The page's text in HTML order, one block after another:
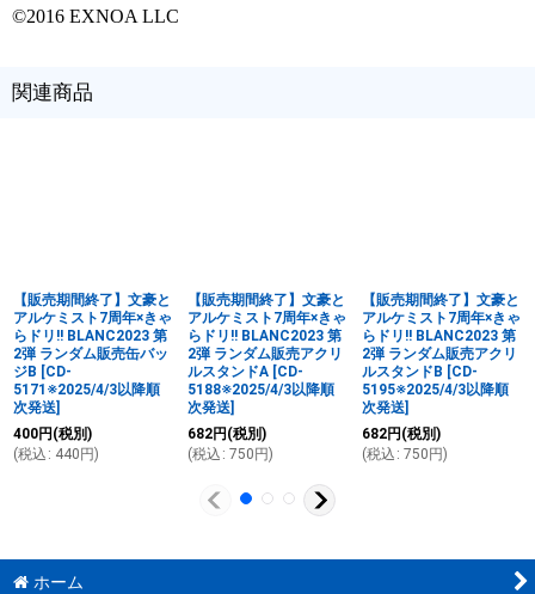
©2016 EXNOA LLC
関連商品
【販売期間終了】文豪と
アルケミスト7周年×きゃ
らドリ!! BLANC2023 第
2弾 ランダム販売缶バッ
ジB [CD-
5171※2025/4/3以降順
次発送]
400円 (税別)
(税込 : 440 円)
【販売期間終了】文豪と
アルケミスト7周年×きゃ
らドリ!! BLANC2023 第
2弾 ランダム販売アクリ
ルスタンドA [CD-
5188※2025/4/3以降順
次発送]
682円 (税別)
(税込 : 750 円)
【販売期間終了】文豪と
アルケミスト7周年×きゃ
らドリ!! BLANC2023 第
2弾 ランダム販売アクリ
ルスタンドB [CD-
5195※2025/4/3以降順
次発送]
682円 (税別)
(税込 : 750 円)
ホーム